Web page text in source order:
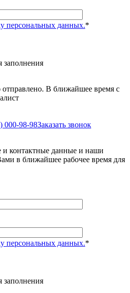
персональных данных.*
заполнения
В ближайшее время с
000-98-98Заказать звонок
и контактные данные и наши
в ближайшее рабочее время для
персональных данных.*
заполнения